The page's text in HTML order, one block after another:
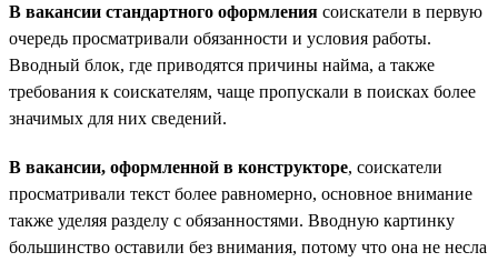
В вакансии стандартного оформления соискатели в первую
очередь просматривали обязанности и условия работы.
Вводный блок, где приводятся причины найма, а также
требования к соискателям, чаще пропускали в поисках более
значимых для них сведений.
В вакансии, оформленной в конструкторе, соискатели
просматривали текст более равномерно, основное внимание
также уделяя разделу с обязанностями. Вводную картинку
большинство оставили без внимания, потому что она не несла